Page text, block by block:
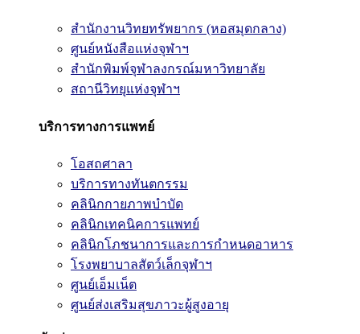
สำนักงานวิทยทรัพยากร (หอสมุดกลาง)
ศูนย์หนังสือแห่งจุฬาฯ
สำนักพิมพ์จุฬาลงกรณ์มหาวิทยาลัย
สถานีวิทยุแห่งจุฬาฯ
บริการทางการแพทย์
โอสถศาลา
บริการทางทันตกรรม
คลินิกกายภาพบำบัด
คลินิกเทคนิคการแพทย์
คลินิกโภชนาการและการกำหนดอาหาร
โรงพยาบาลสัตว์เล็กจุฬาฯ
ศูนย์เอ็มเน็ต
ศูนย์ส่งเสริมสุขภาวะผู้สูงอายุ